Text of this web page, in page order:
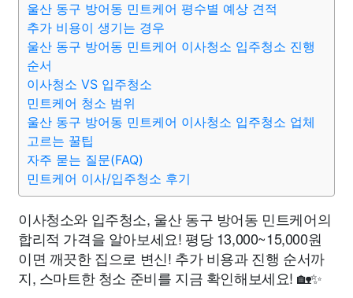
울산 동구 방어동 민트케어 평수별 예상 견적
추가 비용이 생기는 경우
울산 동구 방어동 민트케어 이사청소 입주청소 진행
순서
이사청소 VS 입주청소
민트케어 청소 범위
울산 동구 방어동 민트케어 이사청소 입주청소 업체
고르는 꿀팁
자주 묻는 질문(FAQ)
민트케어 이사/입주청소 후기
이사청소와 입주청소, 울산 동구 방어동 민트케어의
합리적 가격을 알아보세요! 평당 13,000~15,000원
이면 깨끗한 집으로 변신! 추가 비용과 진행 순서까
지, 스마트한 청소 준비를 지금 확인해보세요! 🏡✨